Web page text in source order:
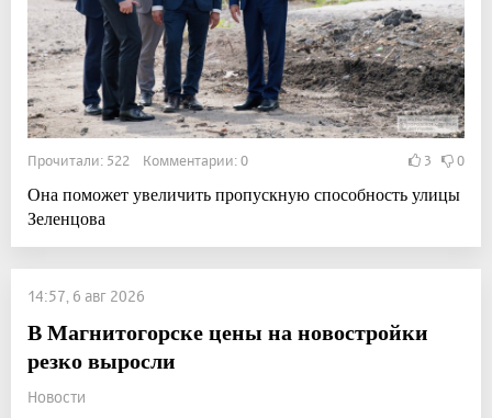
Прочитали: 522 Комментарии: 0 3 0
Она поможет увеличить пропускную способность улицы
Зеленцова
14:57, 6 авг 2026
В Магнитогорске цены на новостройки
резко выросли
Новости